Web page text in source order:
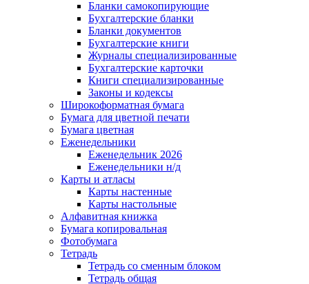
Бланки самокопирующие
Бухгалтерские бланки
Бланки документов
Бухгалтерские книги
Журналы специализированные
Бухгалтерские карточки
Книги специализированные
Законы и кодексы
Широкоформатная бумага
Бумага для цветной печати
Бумага цветная
Еженедельники
Еженедельник 2026
Еженедельники н/д
Карты и атласы
Карты настенные
Карты настольные
Алфавитная книжка
Бумага копировальная
Фотобумага
Тетрадь
Тетрадь со сменным блоком
Тетрадь общая